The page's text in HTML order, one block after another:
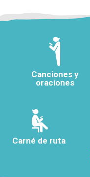
Canciones y
oraciones
Carné de ruta